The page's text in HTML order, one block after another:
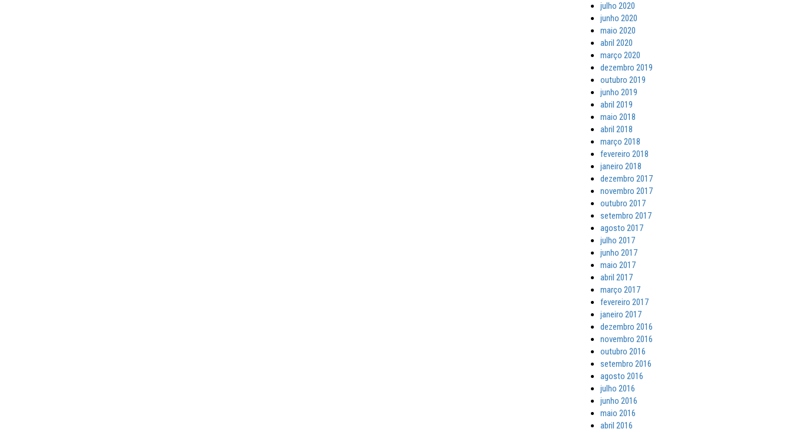
julho 2020
junho 2020
maio 2020
abril 2020
março 2020
dezembro 2019
outubro 2019
junho 2019
abril 2019
maio 2018
abril 2018
março 2018
fevereiro 2018
janeiro 2018
dezembro 2017
novembro 2017
outubro 2017
setembro 2017
agosto 2017
julho 2017
junho 2017
maio 2017
abril 2017
março 2017
fevereiro 2017
janeiro 2017
dezembro 2016
novembro 2016
outubro 2016
setembro 2016
agosto 2016
julho 2016
junho 2016
maio 2016
abril 2016